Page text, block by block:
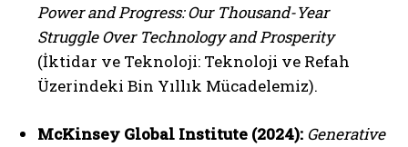
Power and Progress: Our Thousand-Year
Struggle Over Technology and Prosperity
(İktidar ve Teknoloji: Teknoloji ve Refah
Üzerindeki Bin Yıllık Mücadelemiz).
McKinsey Global Institute (2024): Generative